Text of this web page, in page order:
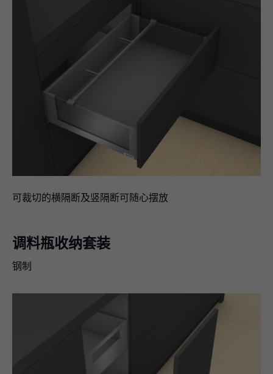
可裁切的横隔断及竖隔断可随心摆放
调料瓶收纳套装
钢制